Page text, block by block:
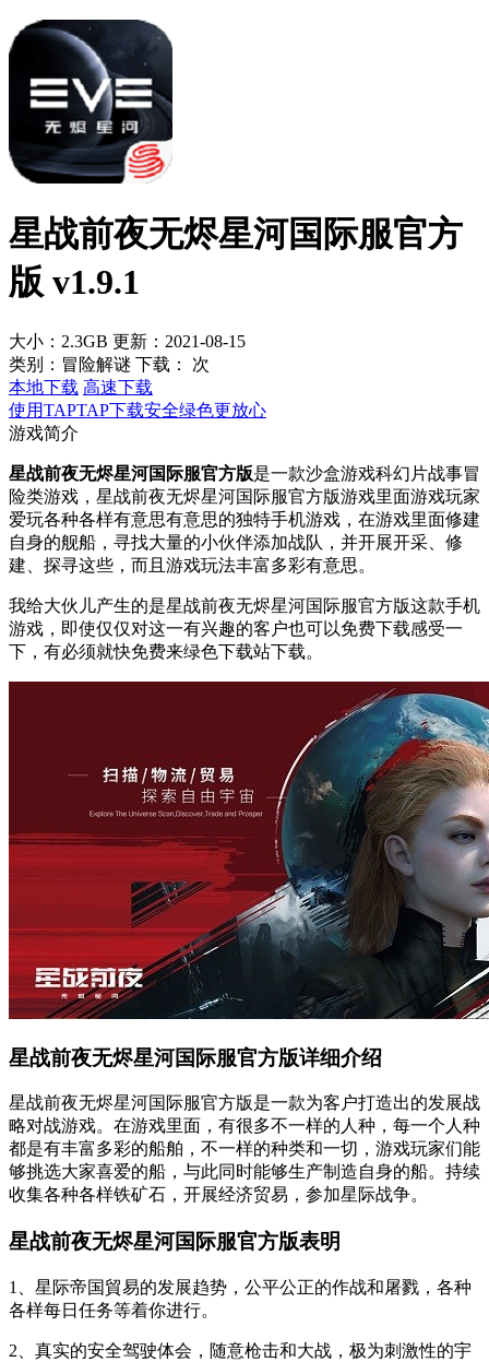
星战前夜无烬星河国际服官方
版 v1.9.1
大小：2.3GB 更新：2021-08-15
类别：冒险解谜 下载：
次
本地下载 高速下载
使用TAPTAP下载安全绿色更放心
游戏简介
星战前夜无烬星河国际服官方版是一款沙盒游戏科幻片战事冒
险类游戏，星战前夜无烬星河国际服官方版游戏里面游戏玩家
爱玩各种各样有意思有意思的独特手机游戏，在游戏里面修建
自身的舰船，寻找大量的小伙伴添加战队，并开展开采、修
建、探寻这些，而且游戏玩法丰富多彩有意思。
我给大伙儿产生的是星战前夜无烬星河国际服官方版这款手机
游戏，即使仅仅对这一有兴趣的客户也可以免费下载感受一
下，有必须就快免费来绿色下载站下载。
星战前夜无烬星河国际服官方版详细介绍
星战前夜无烬星河国际服官方版是一款为客户打造出的发展战
略对战游戏。在游戏里面，有很多不一样的人种，每一个人种
都是有丰富多彩的船舶，不一样的种类和一切，游戏玩家们能
够挑选大家喜爱的船，与此同时能够生产制造自身的船。持续
收集各种各样铁矿石，开展经济贸易，参加星际战争。
星战前夜无烬星河国际服官方版表明
1、星际帝国貿易的发展趋势，公平公正的作战和屠戮，各种
各样每日任务等着你进行。
2、真实的安全驾驶体会，随意枪击和大战，极为刺激性的宇